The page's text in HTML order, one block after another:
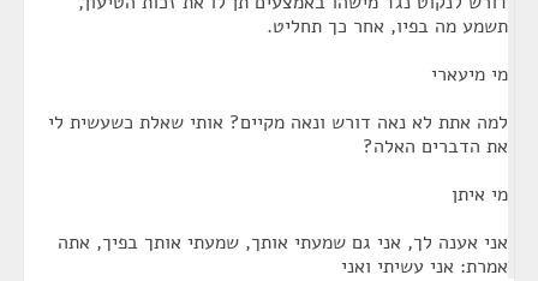
תשמע מה בפיו, אחר כך תחליט.
מי מיעארי
למה אתת לא נאה דורש ונאה מקיים? אותי שאלת כשעשית לי
את הדברים האלה?
מי איתן
אני אענה לך, אני גם שמעתי אותך, שמעתי אותך בפיך, אתה
אמרת: אני עשיתי ואני